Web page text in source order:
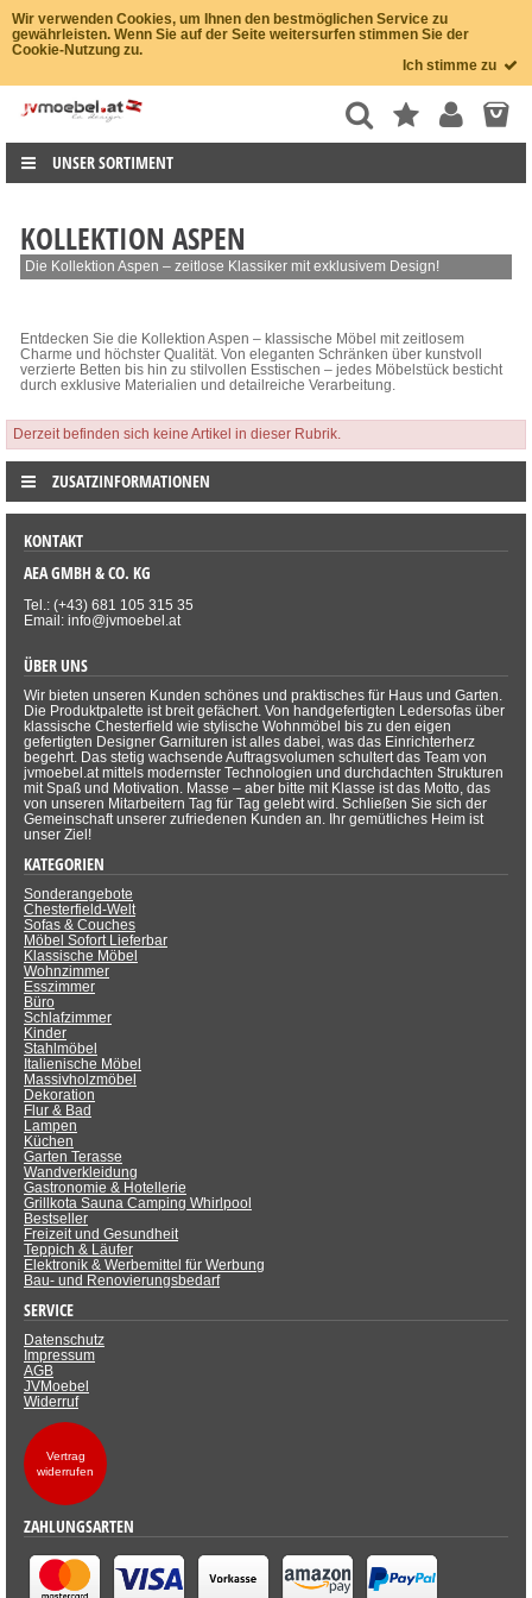
Wir verwenden Cookies, um Ihnen den bestmöglichen Service zu
gewährleisten. Wenn Sie auf der Seite weitersurfen stimmen Sie der
Cookie-Nutzung zu.
Ich stimme zu
UNSER SORTIMENT
KOLLEKTION ASPEN
Die Kollektion Aspen – zeitlose Klassiker mit exklusivem Design!
Entdecken Sie die Kollektion Aspen – klassische Möbel mit zeitlosem
Charme und höchster Qualität. Von eleganten Schränken über kunstvoll
verzierte Betten bis hin zu stilvollen Esstischen – jedes Möbelstück besticht
durch exklusive Materialien und detailreiche Verarbeitung.
Derzeit befinden sich keine Artikel in dieser Rubrik.
ZUSATZINFORMATIONEN
KONTAKT
AEA GMBH & CO. KG
Tel.: (+43) 681 105 315 35
Email: info@jvmoebel.at
ÜBER UNS
Wir bieten unseren Kunden schönes und praktisches für Haus und Garten.
Die Produktpalette ist breit gefächert. Von handgefertigten Ledersofas über
klassische Chesterfield wie stylische Wohnmöbel bis zu den eigen
gefertigten Designer Garnituren ist alles dabei, was das Einrichterherz
begehrt. Das stetig wachsende Auftragsvolumen schultert das Team von
jvmoebel.at mittels modernster Technologien und durchdachten Strukturen
mit Spaß und Motivation. Masse – aber bitte mit Klasse ist das Motto, das
von unseren Mitarbeitern Tag für Tag gelebt wird. Schließen Sie sich der
Gemeinschaft unserer zufriedenen Kunden an. Ihr gemütliches Heim ist
unser Ziel!
KATEGORIEN
Sonderangebote
Chesterfield-Welt
Sofas & Couches
Möbel Sofort Lieferbar
Klassische Möbel
Wohnzimmer
Esszimmer
Büro
Schlafzimmer
Kinder
Stahlmöbel
Italienische Möbel
Massivholzmöbel
Dekoration
Flur & Bad
Lampen
Küchen
Garten Terasse
Wandverkleidung
Gastronomie & Hotellerie
Grillkota Sauna Camping Whirlpool
Bestseller
Freizeit und Gesundheit
Teppich & Läufer
Elektronik & Werbemittel für Werbung
Bau- und Renovierungsbedarf
SERVICE
Datenschutz
Impressum
AGB
JVMoebel
Widerruf
Vertrag
widerrufen
ZAHLUNGSARTEN